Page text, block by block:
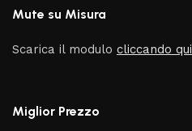
Mute su Misura
Scarica il modulocliccando qui
Miglior Prezzo